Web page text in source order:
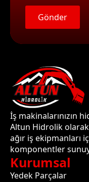
Gönder
İş makinalarınızın
Altun Hidrolik
ağır iş ekipmanları
komponentler
Kurumsal
Yedek Parçalar